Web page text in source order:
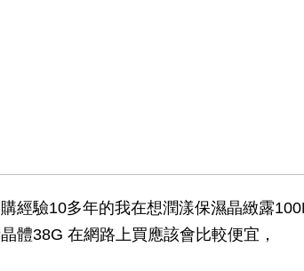
經驗10多年的我在想潤漾保濕晶緻露
體38G 在網路上買應該會比較便宜，